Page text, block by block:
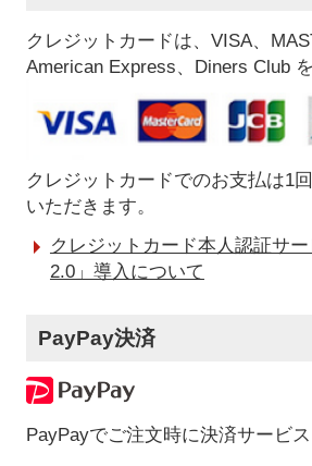
クレジットカードは、VISA、
American Express、Diners Club
クレジットカードでのお支払は1
いただきます。
クレジットカード本人認証サ
2.0」導入について
PayPay決済
PayPayでご注文時に決済サービス